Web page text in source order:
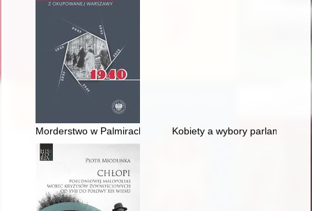
Morderstwo w Palmirach : Janusz Kusociński (1907-1940)
Kobiety a wybory